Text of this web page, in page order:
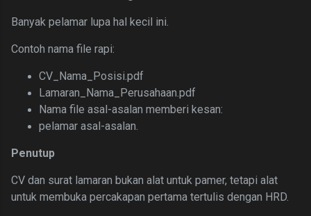
Banyak pelamar lupa hal kecil ini.
Contoh nama file rapi:
CV_Nama_Posisi.pdf
Lamaran_Nama_Perusahaan.pdf
Nama file asal-asalan memberi kesan:
pelamar asal-asalan.
Penutup
CV dan surat lamaran bukan alat untuk pamer, tetapi alat
untuk membuka percakapan pertama tertulis dengan HRD.